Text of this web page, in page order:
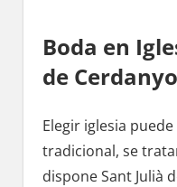
Boda en
dе
Elegir iglesia
tradicional, ѕе
dispone Sant Julià